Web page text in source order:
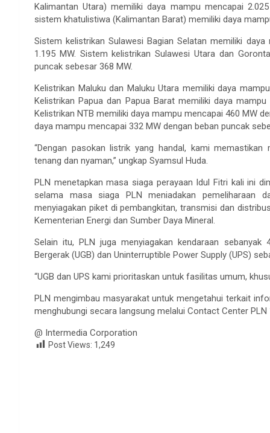
Kalimantan Utara) memiliki daya mampu mencapai
sistem khatulistiwa (Kalimantan Barat) memiliki daya
Sistem kelistrikan Sulawesi Bagian Selatan memiliki
1.195 MW. Sistem kelistrikan Sulawesi Utara dan
puncak sebesar 368 MW.
Kelistrikan Maluku dan Maluku Utara memiliki daya
Kelistrikan Papua dan Papua Barat memiliki daya
Kelistrikan NTB memiliki daya mampu mencapai 460 MW
daya mampu mencapai 332 MW dengan beban puncak
“Dengan pasokan listrik yang handal, kami
tenang dan nyaman,” ungkap Syamsul Huda.
PLN menetapkan masa siaga perayaan Idul Fitri kali ini
selama masa siaga PLN meniadakan pemeliharaan
menyiagakan piket di pembangkitan, transmisi dan
Kementerian Energi dan Sumber Daya Mineral.
Selain itu, PLN juga menyiagakan kendaraan
Bergerak (UGB) dan Uninterruptible Power Supply (UPS)
“UGB dan UPS kami prioritaskan untuk fasilitas umum,
PLN mengimbau masyarakat untuk mengetahui terkait
menghubungi secara langsung melalui Contact Center
@ Intermedia Corporation
Post Views: 1,249